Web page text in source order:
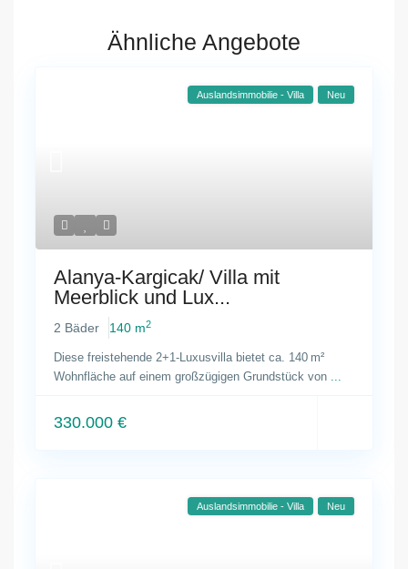
Ähnliche Angebote
Auslandsimmobilie - Villa Neu
Alanya-Kargicak/ Villa mit
Meerblick und Lux...
2 Bäder 140 m2
Diese freistehende 2+1-Luxusvilla bietet ca. 140 m²
Wohnfläche auf einem großzügigen Grundstück von ...
330.000 €
Auslandsimmobilie - Villa Neu